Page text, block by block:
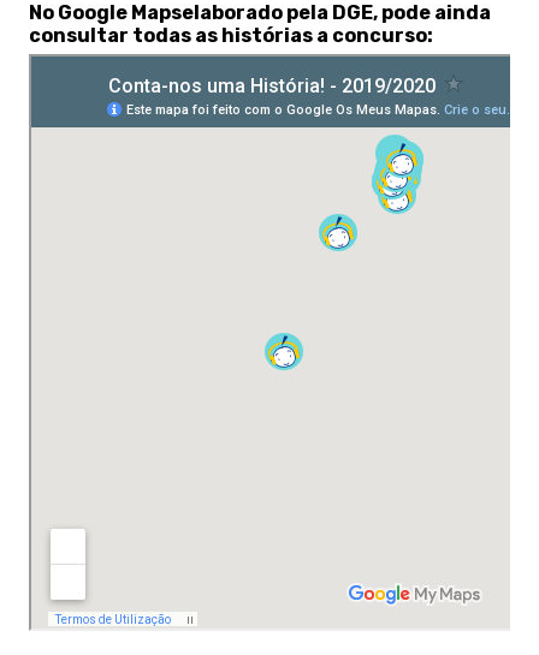
No Google Mapselaborado pela DGE, pode ainda
consultar todas as histórias a concurso: